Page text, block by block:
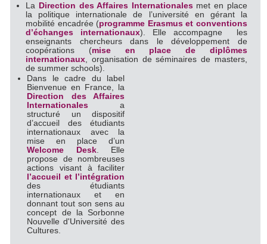
La Direction des Affaires Internationalesmet en place
la politique internationale de l’université en gérant la
mobilité encadrée (programme Erasmus et conventions
d’échanges internationaux). Elle accompagne les
enseignants chercheurs dans le développement de
coopérations (mise en place de diplômes
internationaux , organisation de séminaires de masters,
de summer schools).
Dans le cadre du label
Bienvenue en France, la
Direction des Affaires
Internationales a
structuré un dispositif
d’accueil des étudiants
internationaux avec la
mise en place d’un
Welcome Desk. Elle
propose de nombreuses
actions visant à faciliter
l’accueil et l’intégration
des étudiants
internationaux et en
donnant tout son sens au
concept de la Sorbonne
Nouvelle d'Université des
Cultures.